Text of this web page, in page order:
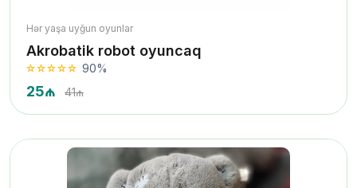
Hər yaşa uyğun oyunlar
Akrobatik robot oyuncaq
90%
25₼ 41₼